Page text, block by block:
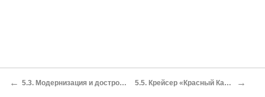
← 5.3. Модернизация и достройка крейсера «Красный Кавказ» («Адмирал Лазарев»). Проект № 815 5.5. Крейсер «Красный Кавказ» – флагман бригады крейсеров морских сил черного моря →